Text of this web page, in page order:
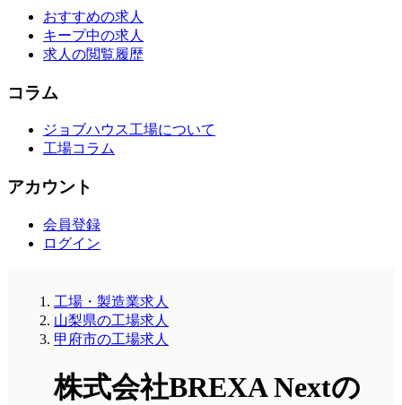
おすすめの求人
キープ中の求人
求人の閲覧履歴
コラム
ジョブハウス工場について
工場コラム
アカウント
会員登録
ログイン
工場・製造業求人
山梨県の工場求人
甲府市の工場求人
株式会社BREXA Nextの